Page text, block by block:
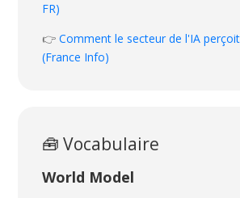
FR)
👉Comment le secteur de l'IA
(France Info)
🧰 Vocabulaire
World Model